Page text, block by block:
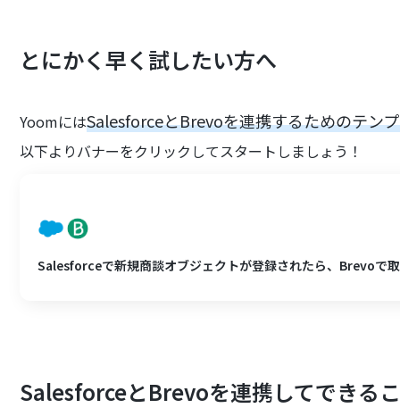
とにかく早く試したい方へ
YoomにはSalesforceとBrevoを連携するためのテン
以下よりバナーをクリックしてスタートしましょう！
Salesforceで新規商談オブジェクトが登録されたら、Brevoで
SalesforceとBrevoを連携してできる